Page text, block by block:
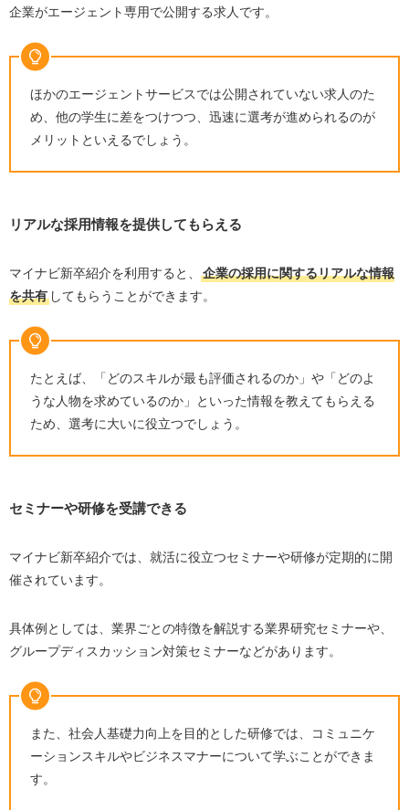
企業がエージェント専用で公開する求人です。
ほかのエージェントサービスでは公開されていない求人のた
め、他の学生に差をつけつつ、迅速に選考が進められるのが
メリットといえるでしょう。
リアルな採用情報を提供してもらえる
マイナビ新卒紹介を利用すると、
企業の採用に関するリアルな情報
を共有してもらうことができます。
たとえば、「どのスキルが最も評価されるのか」や「どのよ
うな人物を求めているのか」といった情報を教えてもらえる
ため、選考に大いに役立つでしょう。
セミナーや研修を受講できる
マイナビ新卒紹介では、就活に役立つセミナーや研修が定期的に開
催されています。
具体例としては、業界ごとの特徴を解説する業界研究セミナーや、
グループディスカッション対策セミナーなどがあります。
また、社会人基礎力向上を目的とした研修では、コミュニケ
ーションスキルやビジネスマナーについて学ぶことができま
す。